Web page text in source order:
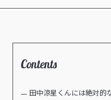
Contents
田中涼星くんには絶対的